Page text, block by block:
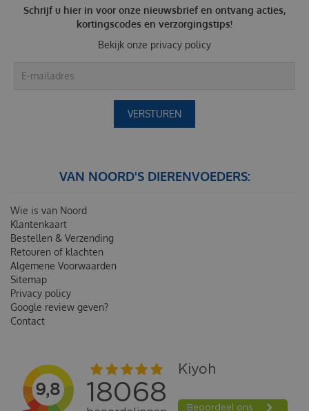
Schrijf u hier in voor onze nieuwsbrief en ontvang acties,
kortingscodes en verzorgingstips!
Bekijk onze privacy policy
VAN NOORD'S DIERENVOEDERS:
Wie is van Noord
Klantenkaart
Bestellen & Verzending
Retouren of klachten
Algemene Voorwaarden
Sitemap
Privacy policy
Google review geven?
Contact